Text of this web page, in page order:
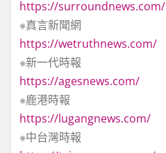
https://surroundnews.com/
※真言新聞網
https://wetruthnews.com/
※新一代時報
https://agesnews.com/
※鹿港時報
https://lugangnews.com/
※中台灣時報